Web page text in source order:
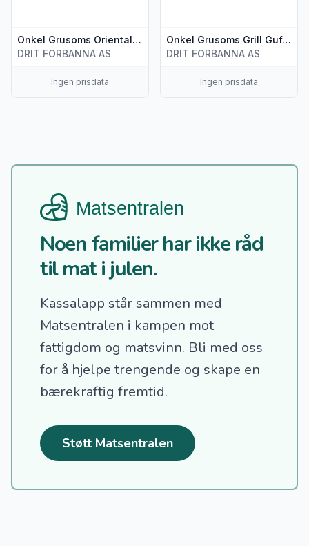
Onkel Grusoms Orientalsk Oppkok Saus 250ml
DRIT FORBANNA AS
Ingen prisdata
Onkel Grusoms Grill Guffe bbq Saus 250ml
DRIT FORBANNA AS
Ingen prisdata
Noen familier har ikke råd
til mat i julen.
Kassalapp står sammen med
Matsentralen i kampen mot
fattigdom og matsvinn. Bli med oss
for å hjelpe trengende og skape en
bærekraftig fremtid.
Støtt Matsentralen